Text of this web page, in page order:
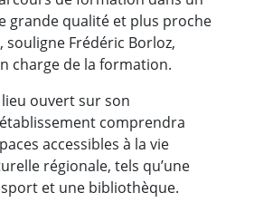
grande qualité et plus proche
souligne Frédéric Borloz,
charge de la formation.
ouvert sur son
comprendra
accessibles à la vie
régionale, tels qu’une
et une bibliothèque.